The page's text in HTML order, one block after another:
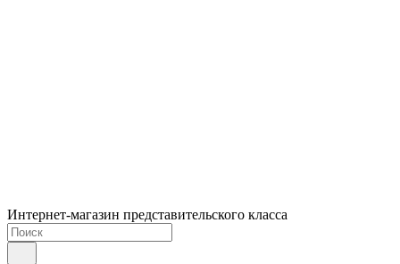
Интернет-магазин представительского класса